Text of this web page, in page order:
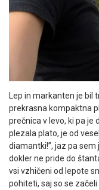
Lep in markanten je bil
prekrasna kompaktna
prečnica v levo, ki pa je
plezala plato, je od
diamantki!”, jaz pa
dokler ne pride do
vsi vzhičeni od lepote
pohiteti, saj so se